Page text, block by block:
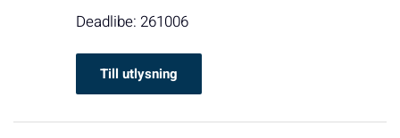
Deadlibe: 261006
Till utlysning